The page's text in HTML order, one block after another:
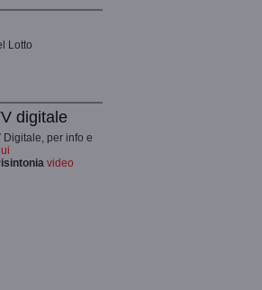
Lotto
digitale
Digitale, per info e
video